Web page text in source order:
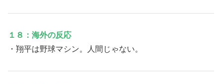
１８：海外の反応
・翔平は野球マシン。人間じゃない。